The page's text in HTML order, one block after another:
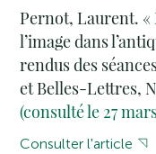
Pernot, Laurent. «
l’image dans
rendus des
et Belles-Lettres,
(consulté le 27
Consulter l'article